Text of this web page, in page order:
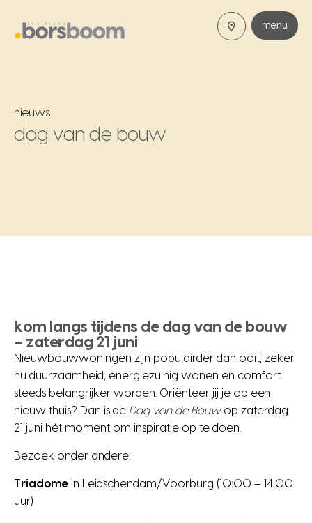
menu
nieuws
dag van de bouw
kom langs tijdens de dag van de bouw
– zaterdag 21 juni
Nieuwbouwwoningen zijn populairder dan ooit, zeker
nu duurzaamheid, energiezuinig wonen en comfort
steeds belangrijker worden. Oriënteer jij je op een
nieuw thuis? Dan is de Dag van de Bouwop zaterdag
21 juni hét moment om inspiratie op te doen.
Bezoek onder andere:
Triadomein Leidschendam/Voorburg (10:00 – 14:00
uur)